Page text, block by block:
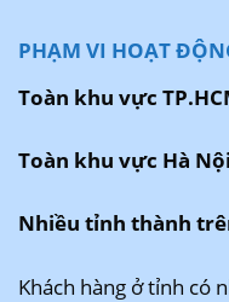
PHẠM VI HOẠT
Toàn khu vực
Toàn khu vực Hà Nội
Nhiều tỉnh thành
Khách hàng ở tỉnh có